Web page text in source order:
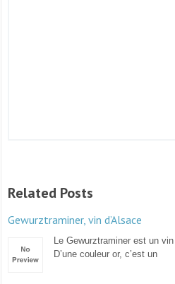
Related Posts
Gewurztraminer, vin d’Alsace
Le Gewurztraminer est un
D’une couleur or, c’est un